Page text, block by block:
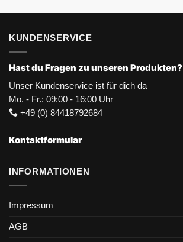
KUNDENSERVICE
Hast du Fragen zu unseren Produkten?
Unser Kundenservice ist für dich da
Mo. - Fr.: 09:00 - 16:00 Uhr
+49 (0) 84418792684
Kontaktformular
INFORMATIONEN
Impressum
AGB